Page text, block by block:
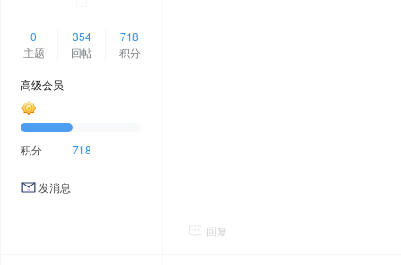
0
主题
354
回帖
718
积分
高级会员
积分 718
发消息
回复